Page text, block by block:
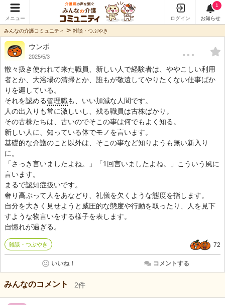
メニュー ログイン
1
お知らせ
みんなの介護コミュニティ > 雑談・つぶやき
ウンポ
2025/5/3 …
散々扱き使われて来た職員、新しい人で経験者は、ややこしい利用
者とか、大浴場の清掃とか、誰もが敬遠してやりたくない仕事ばか
りを廻している。
それを認める管理職も、いい加減な人間です。
人の出入りも常に激しいし、残る職員は古株ばかり。
その古株たちは、古いのでそこの事は何でもよく知る。
新しい人に、知っている体でモノを言います。
基礎的な介護のこと以外は、そこの事など知りようも無い新入り
に。
「さっき言いましたよね。」「1回言いましたよね。」こういう風に
言います。
まるで認知症扱いです。
奢り高ぶって人をあなどり、礼儀を欠くような態度を指します。
自分を大きく見せようと威圧的な態度や行動を取ったり、人を見下
すような物言いをする様子を表します。
自惚れが過ぎる。
雑談・つぶやき 72
いいね！ コメントする
みんなのコメント 2件